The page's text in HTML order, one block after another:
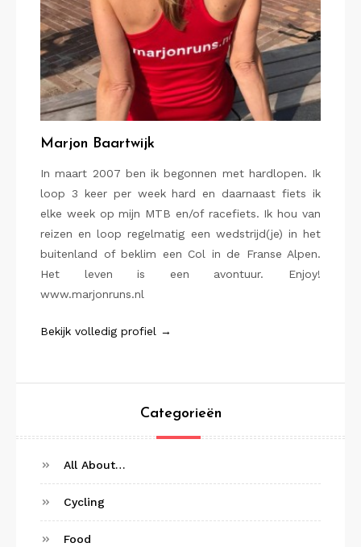
Marjon Baartwijk
In maart 2007 ben ik begonnen met hardlopen. Ik
loop 3 keer per week hard en daarnaast fiets ik
elke week op mijn MTB en/of racefiets. Ik hou van
reizen en loop regelmatig een wedstrijd(je) in het
buitenland of beklim een Col in de Franse Alpen.
Het leven is een avontuur. Enjoy!
www.marjonruns.nl
Bekijk volledig profiel →
Categorieën
All About…
Cycling
Food